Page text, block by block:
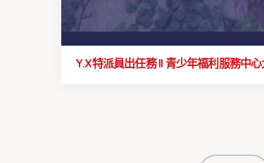
Y.X特派員出任務 ll 青少年福利服務中